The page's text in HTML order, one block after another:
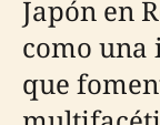
Japón en
como
que